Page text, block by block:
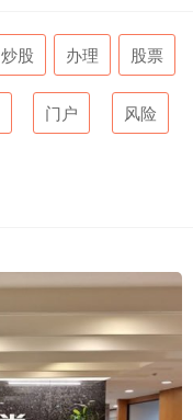
炒股 办理 股票
门户 风险